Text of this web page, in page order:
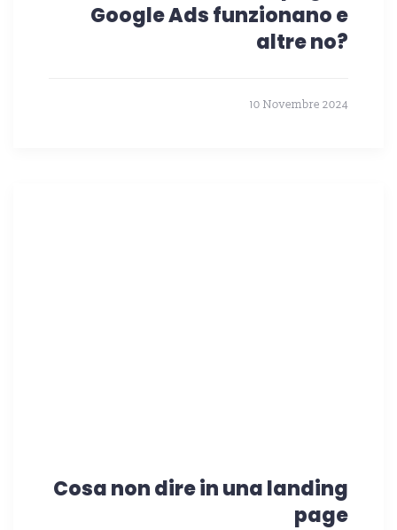
Google Ads funzionano e
altre no?
10 Novembre 2024
Cosa non dire in una landing
page